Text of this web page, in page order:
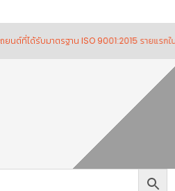
ตรฐาน ISO 9001:2015 รายแรกในประเทศไทย